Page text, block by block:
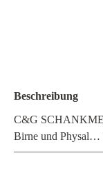
Beschreibung
C&G
Birne und Physal…